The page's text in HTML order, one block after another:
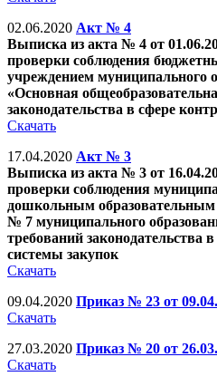
02.06.2020 Акт № 4
Выписка из акта № 4 от
проверки соблюдения
учреждением муниципального
«Основная
законодательства в сфере
Скачать
17.04.2020 Акт № 3
Выписка из акта № 3 от
проверки соблюдения
дошкольным образовательным
№ 7 муниципального
требований законодательства
системы закупок
Скачать
09.04.2020 Приказ № 23 от
Скачать
27.03.2020 Приказ № 20 от
Скачать